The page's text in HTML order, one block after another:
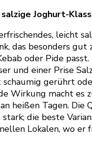
salzige Joghurt-
leicht
das besonders gut
oder Pide
und einer Prise
gerührt
Wirkung macht es
heißen Tagen. Die
die beste
Lokalen, wo er